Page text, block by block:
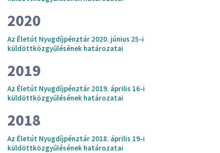
2020
Az Életút Nyugdíjpénztár 2020. június 25-i
küldöttközgyűlésének határozatai
2019
Az Életút Nyugdíjpénztár 2019. április 16-i
küldöttközgyűlésének határozatai
2018
Az Életút Nyugdíjpénztár 2018. április 19-i
küldöttközgyűlésének határozatai